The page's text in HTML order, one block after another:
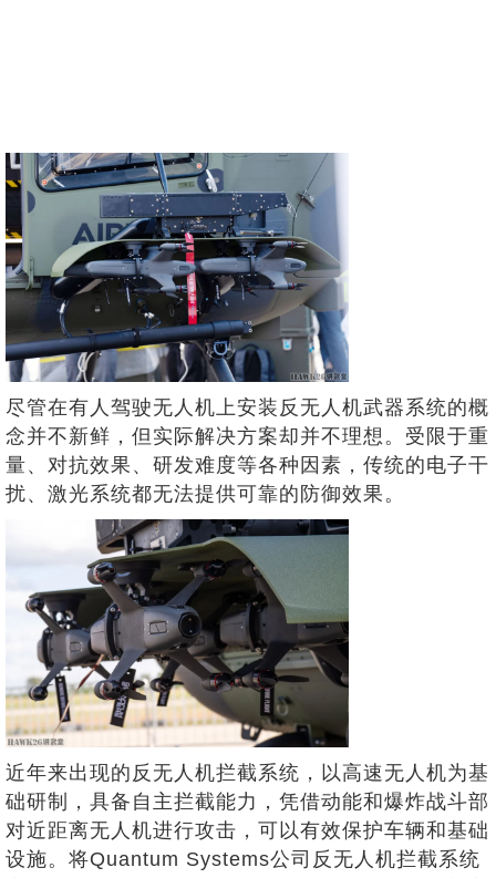
尽管在有人驾驶无人机上安装反无人机武器系统的概
念并不新鲜，但实际解决方案却并不理想。受限于重
量、对抗效果、研发难度等各种因素，传统的电子干
扰、激光系统都无法提供可靠的防御效果。
近年来出现的反无人机拦截系统，以高速无人机为基
础研制，具备自主拦截能力，凭借动能和爆炸战斗部
对近距离无人机进行攻击，可以有效保护车辆和基础
设施。将Quantum Systems公司反无人机拦截系统